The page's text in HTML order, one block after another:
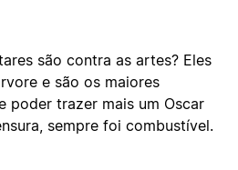
são contra as artes? Eles
e são os maiores
poder trazer mais um Oscar
sempre foi combustível.